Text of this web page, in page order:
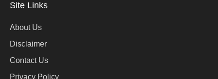
Site Links
About Us
Disclaimer
Contact Us
Privacy Policy